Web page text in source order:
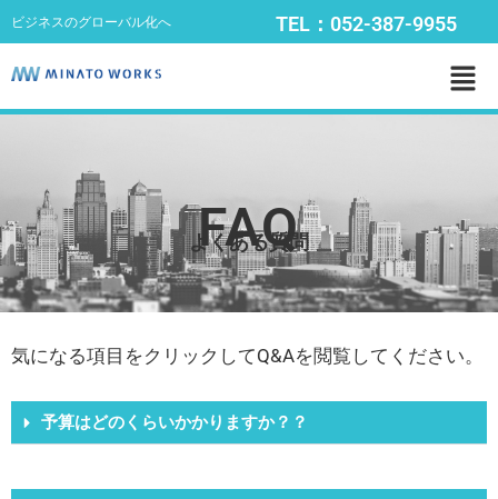
容
を
キ
ビジネスのグローバル化へ TEL：052-387-9955
メ
ニ
ュ
FAQ
よくある質問
気になる項目をクリックしてQ&Aを閲覧してください。
予算はどのくらいかかりますか？？